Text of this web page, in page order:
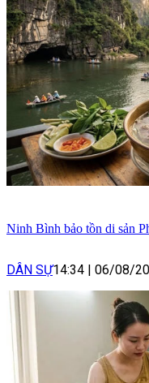
Ninh Bình bảo tồn di sản
DÂN SỰ14:34 06/08/